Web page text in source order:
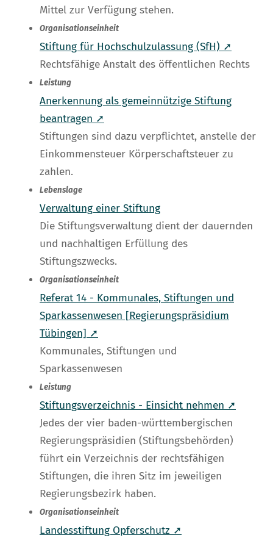
Mittel zur Verfügung stehen.
Organisationseinheit
Stiftung für Hochschulzulassung (SfH) ➚
Rechtsfähige Anstalt des öffentlichen Rechts
Leistung
Anerkennung als gemeinnützige Stiftung
beantragen ➚
Stiftungen sind dazu verpflichtet, anstelle der
Einkommensteuer Körperschaftsteuer zu
zahlen.
Lebenslage
Verwaltung einer Stiftung
Die Stiftungsverwaltung dient der dauernden
und nachhaltigen Erfüllung des
Stiftungszwecks.
Organisationseinheit
Referat 14 - Kommunales, Stiftungen und
Sparkassenwesen [Regierungspräsidium
Tübingen] ➚
Kommunales, Stiftungen und
Sparkassenwesen
Leistung
Stiftungsverzeichnis - Einsicht nehmen ➚
Jedes der vier baden-württembergischen
Regierungspräsidien (Stiftungsbehörden)
führt ein Verzeichnis der rechtsfähigen
Stiftungen, die ihren Sitz im jeweiligen
Regierungsbezirk haben.
Organisationseinheit
Landesstiftung Opferschutz ➚